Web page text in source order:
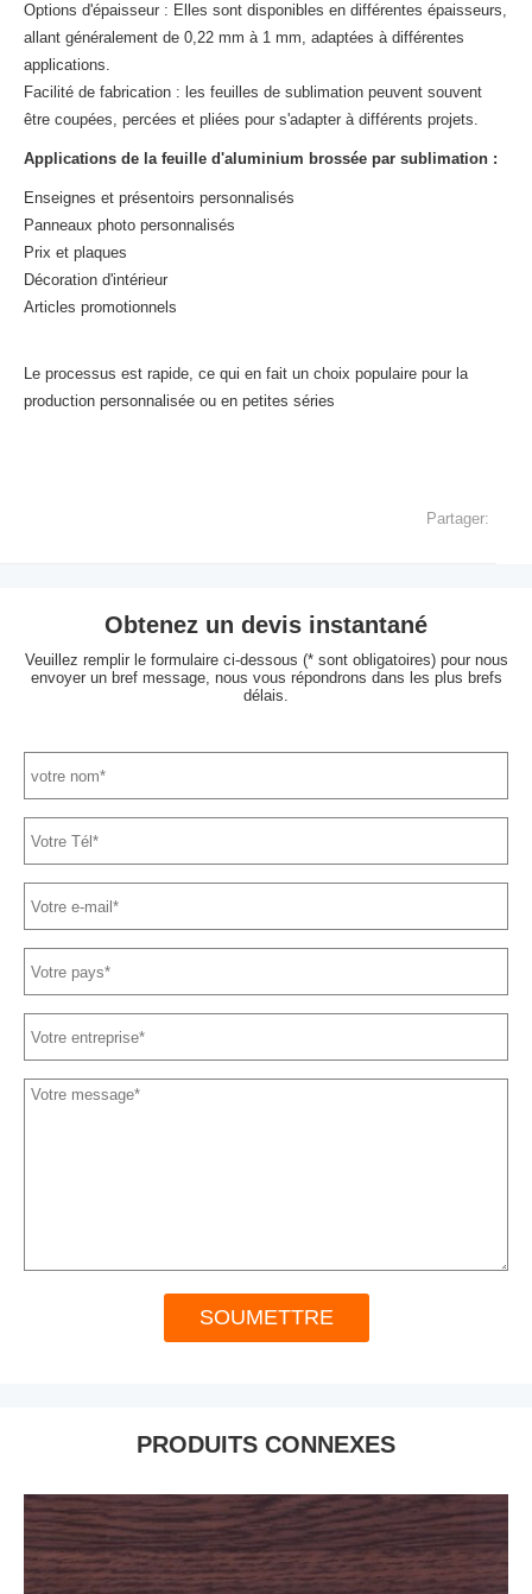
Options d'épaisseur : Elles sont disponibles en différentes épaisseurs,
allant généralement de 0,22 mm à 1 mm, adaptées à différentes
applications.
Facilité de fabrication : les feuilles de sublimation peuvent souvent
être coupées, percées et pliées pour s'adapter à différents projets.
Applications de la feuille d'aluminium brossée par sublimation :
Enseignes et présentoirs personnalisés
Panneaux photo personnalisés
Prix et plaques
Décoration d'intérieur
Articles promotionnels
Le processus est rapide, ce qui en fait un choix populaire pour la
production personnalisée ou en petites séries
Partager:
Obtenez un devis instantané
Veuillez remplir le formulaire ci-dessous (* sont obligatoires) pour nous
envoyer un bref message, nous vous répondrons dans les plus brefs
délais.
SOUMETTRE
PRODUITS CONNEXES